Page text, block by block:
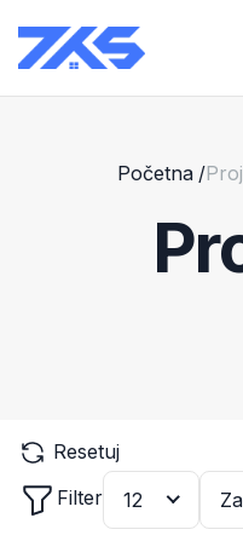
Početna /
Resetuj
Filter
12